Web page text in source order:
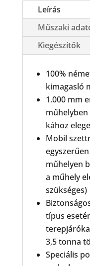
küszöbemelő
mennyiség
Leírás
Műszaki
Kiegészítők
100%
kimagasló
1.000 mm
kához
Mobil
műhelyen
a műhely
szükséges)
típus
3,5 tonna
Speciális